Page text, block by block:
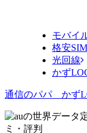
モバイ
格安SIM
光回線
かず
通信のパパ かず